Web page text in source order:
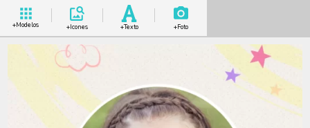
+Modelos +Icones +Texto +Foto